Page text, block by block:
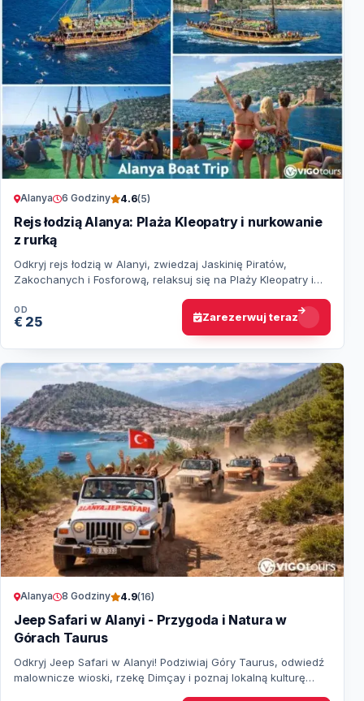
Alanya 6 Godziny 4.6(5)
Rejs łodzią Alanya: Plaża Kleopatry i nurkowanie
z rurką
Odkryj rejs łodzią w Alanyi, zwiedzaj Jaskinię Piratów,
Zakochanych i Fosforową, relaksuj się na Plaży Kleopatry i
OD
€ 25 Zarezerwuj teraz
Alanya 8 Godziny 4.9(16)
Jeep Safari w Alanyi - Przygoda i Natura w
Górach Taurus
Odkryj Jeep Safari w Alanyi! Podziwiaj Góry Taurus, odwiedź
malownicze wioski, rzekę Dimçay i poznaj lokalną kulturę